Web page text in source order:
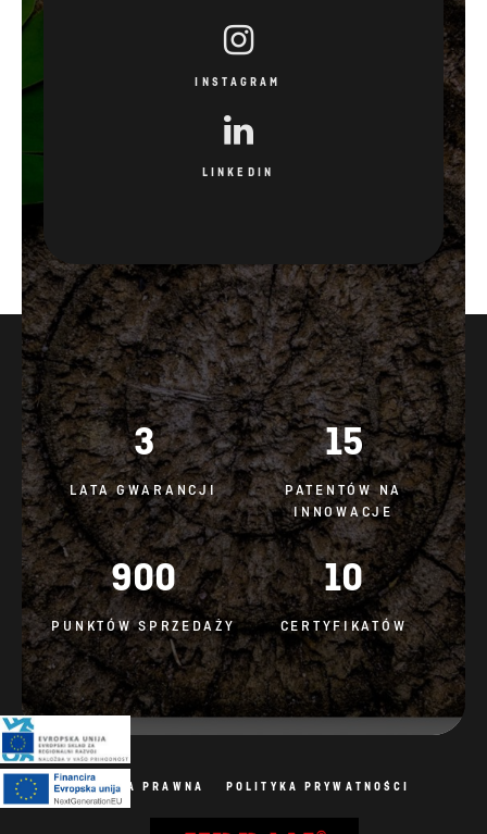
INSTAGRAM
LINKEDIN
3
LATA GWARANCJI
15
PATENTÓW NA
INNOWACJE
900
PUNKTÓW SPRZEDAŻY
10
CERTYFIKATÓW
NOTA PRAWNA POLITYKA PRYWATNOŚCI